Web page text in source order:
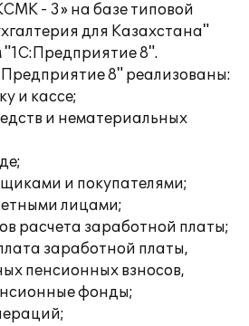
- 3» на базе типовой
для Казахстана"
8".
8" реализованы:
и кассе;
и нематериальных
и покупателями;
лицами;
расчета заработной платы;
заработной платы,
пенсионных взносов,
фонды;